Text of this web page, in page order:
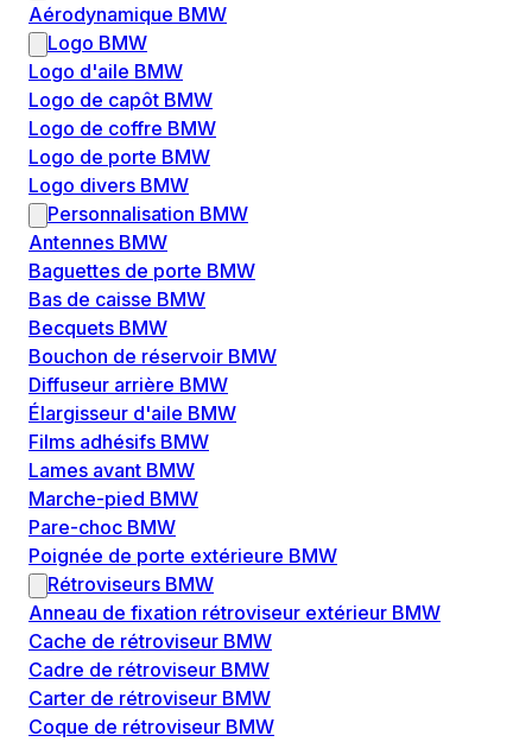
Aérodynamique BMW
Logo BMW
Logo d'aile BMW
Logo de capôt BMW
Logo de coffre BMW
Logo de porte BMW
Logo divers BMW
Personnalisation BMW
Antennes BMW
Baguettes de porte BMW
Bas de caisse BMW
Becquets BMW
Bouchon de réservoir BMW
Diffuseur arrière BMW
Élargisseur d'aile BMW
Films adhésifs BMW
Lames avant BMW
Marche-pied BMW
Pare-choc BMW
Poignée de porte extérieure BMW
Rétroviseurs BMW
Anneau de fixation rétroviseur extérieur BMW
Cache de rétroviseur BMW
Cadre de rétroviseur BMW
Carter de rétroviseur BMW
Coque de rétroviseur BMW